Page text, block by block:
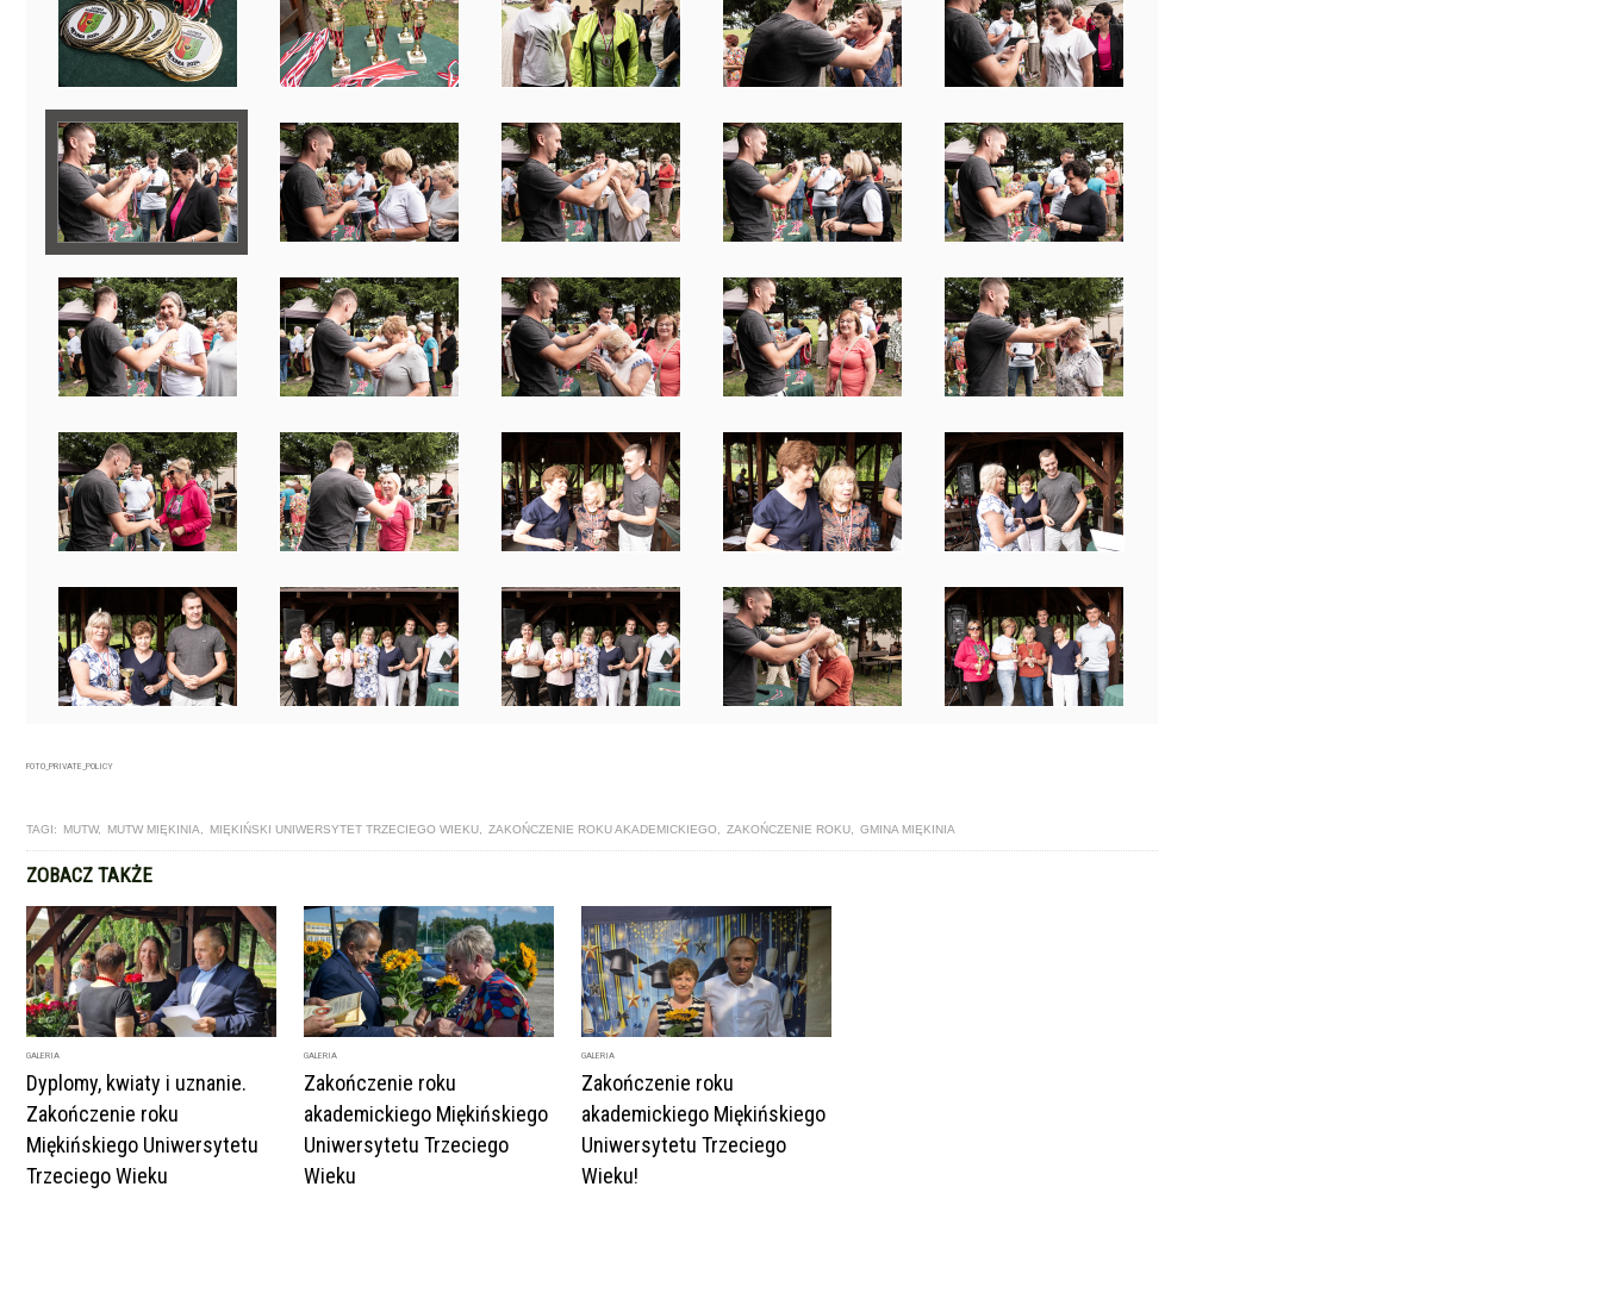
FOTO_PRIVATE_POLICY
TAGI: MUTW, MUTW MIĘKINIA MIĘKIŃSKI UNIWERSYTET TRZECIEGO WIEKU ZAKOŃCZENIE ROKU AKADEMICKIEGO ZAKOŃCZENIE ROKU GMINA MIĘKINIA
ZOBACZ TAKŻE
GALERIA
Dyplomy, kwiaty i uznanie.
Zakończenie roku
Miękińskiego Uniwersytetu
Trzeciego Wieku
GALERIA
Zakończenie roku
akademickiego Miękińskiego
Uniwersytetu Trzeciego
Wieku
GALERIA
Zakończenie roku
akademickiego Miękińskiego
Uniwersytetu Trzeciego
Wieku!